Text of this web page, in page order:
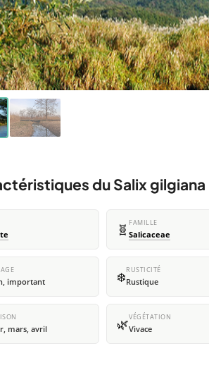
du Salix gilgiana
🧬 FAMILLE
Salicaceae
important ❄️RUSTICITÉ
Rustique
mars, avril 🌿VÉGÉTATION
Vivace